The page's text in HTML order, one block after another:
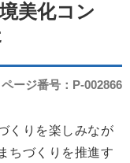
美化コン
ページ番号：P-002866
くりを楽しみなが
ちづくりを推進す